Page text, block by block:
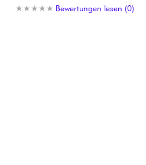
★ ★ ★ ★ ★
★ ★ ★ ★ ★ Bewertungen lesen (0)